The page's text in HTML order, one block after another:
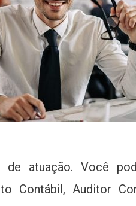
de atuação. Você
Contábil, Auditor